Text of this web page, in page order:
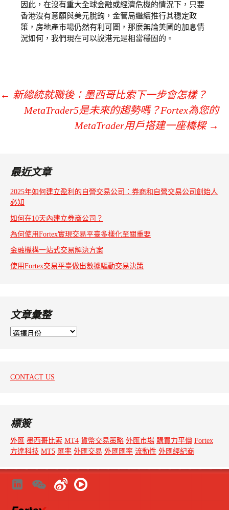
因此，在沒有重大全球金融或經濟危機的情況下，只要
香港沒有意願與美元脫鉤，金管局繼續推行其穩定政
策，房地產市場仍然有利可圖，那麼無論美國的加息情
況如何，我們現在可以說港元是相當穩固的。
Post
← 新總統就職後：墨西哥比索下一步會怎樣？
MetaTrader5是未來的趨勢嗎？Fortex為您的
MetaTrader用戶搭建一座橋樑 →
最近文章
2025年如何建立盈利的自營交易公司：券商和自營交易公司創始人
必知
如何在10天內建立券商公司？
為何使用Fortex實現交易平臺多樣化至關重要
金融機構一站式交易解決方案
使用Fortex交易平臺做出數據驅動交易決策
文章彙整
文
CONTACT US
標簽
外匯 墨西哥比索 MT4 貨幣交易策略 外匯市場 購買力平價 Fortex
方達科技 MT5 匯率 外匯交易 外匯匯率 流動性 外匯經紀商